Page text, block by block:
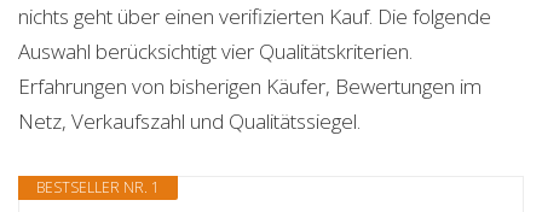
nichts geht über einen verifizierten Kauf. Die folgende
Auswahl berücksichtigt vier Qualitätskriterien.
Erfahrungen von bisherigen Käufer, Bewertungen im
Netz, Verkaufszahl und Qualitätssiegel.
BESTSELLER NR. 1